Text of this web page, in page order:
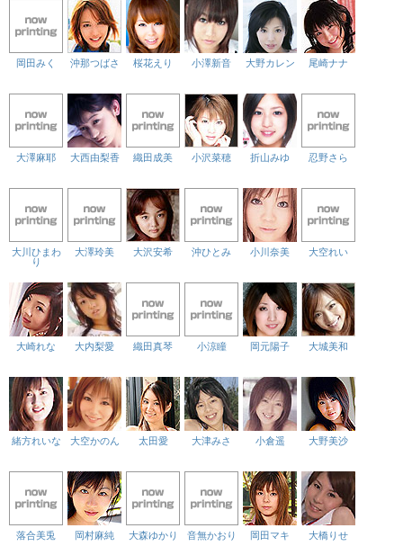
岡田みく 沖那つばさ 桜花えり 小澤新音 大野カレン 尾崎ナナ
大澤麻耶 大西由梨香 織田成美 小沢菜穂 折山みゆ 忍野さら
大川ひまわ
り
大澤玲美 大沢安希 沖ひとみ 小川奈美 大空れい
大崎れな 大内梨愛 織田真琴 小涼瞳 岡元陽子 大城美和
緒方れいな 大空かのん 太田愛 大津みさ 小倉遥 大野美沙
落合美兎 岡村麻純 大森ゆかり 音無かおり 岡田マキ 大橋りせ